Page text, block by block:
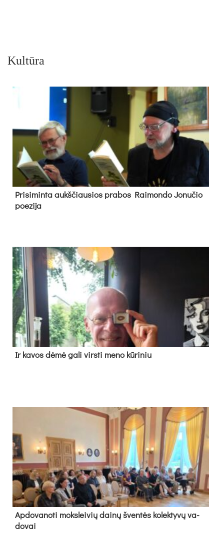
Kultūra
Pri­si­min­ta aukš­čiau­sios pra­bos Rai­mon­do Jo­nu­čio
poe­zi­ja
Ir ka­vos dė­mė ga­li virs­ti me­no kū­ri­niu
Ap­do­va­no­ti moks­lei­vių dai­nų šven­tės ko­lek­ty­vų va­
do­vai